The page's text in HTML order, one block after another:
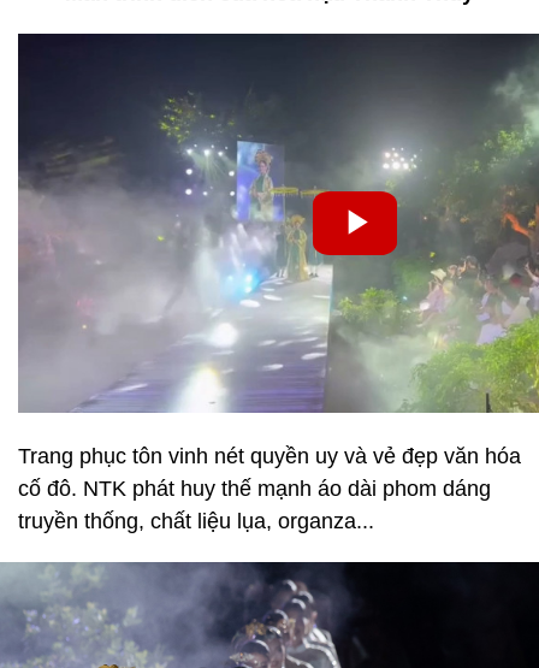
Trang phục tôn vinh nét quyền uy và vẻ đẹp văn hóa
cố đô. NTK phát huy thế mạnh áo dài phom dáng
truyền thống, chất liệu lụa, organza...